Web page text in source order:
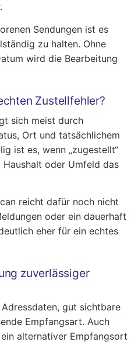
Sendungen ist es
zu halten. Ohne
wird die Bearbeitung
Zustellfehler?
sich meist durch
Ort und tatsächlichem
ist es, wenn „zugestellt“
oder Umfeld das
reicht dafür noch nicht
oder ein dauerhaft
eher für ein echtes
zuverlässiger
gut sichtbare
Empfangsart. Auch
alternativer Empfangsort